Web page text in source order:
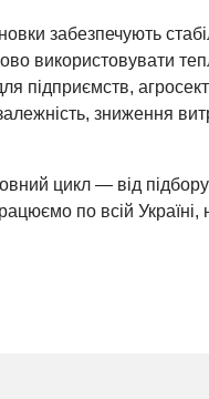
забезпечують
використовувати
підприємств,
зниження
цикл — від
по всій Україні,